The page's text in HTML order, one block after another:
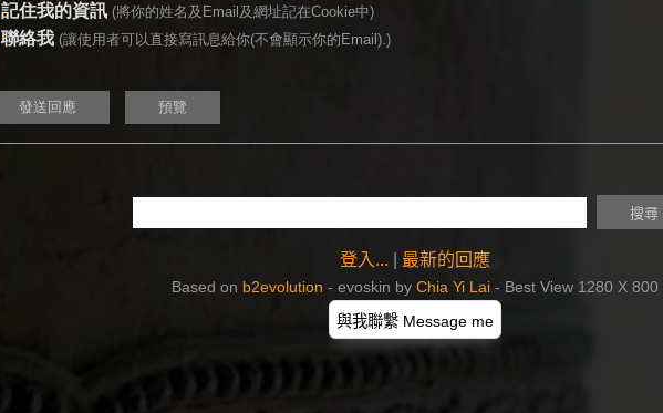
記住我的資訊 (將你的姓名及Email及網址記在Cookie中)
聯絡我 (讓使用者可以直接寫訊息給你(不會顯示你的Email).)
登入... 最新的回應
Based on b2evolution - evoskin by Chia Yi Lai - Best View 1280 X 800
與我聯繫 Message me